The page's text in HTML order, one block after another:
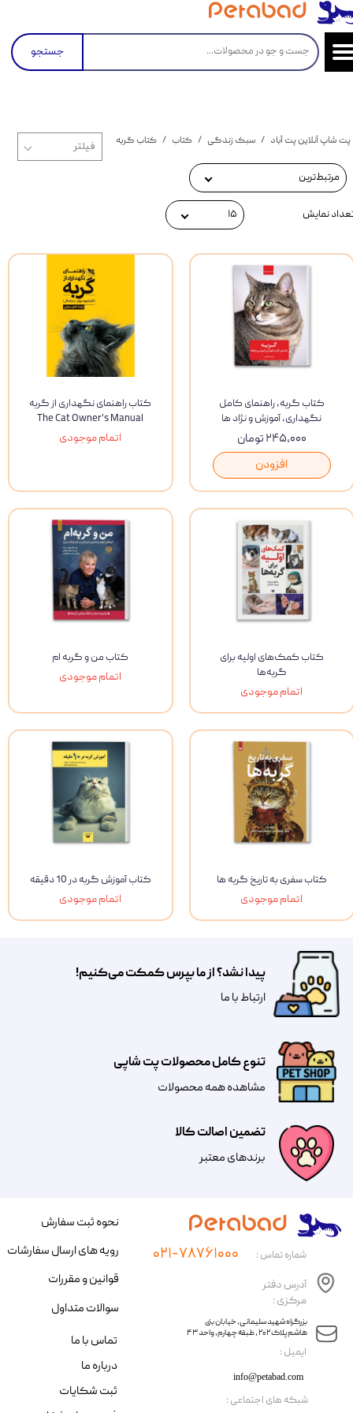
جستجو
پت شاپ آنلاین پت آباد سبک زندگی کتاب کتاب گربه
مرتبط‌ترین
نمایش ۱۵
کتاب گربه, راهنمای کامل
نگهداری, آموزش و نژاد ها
۲۴۵,۰۰۰ تومان
افزودن
کتاب راهنمای نگهداری از گربه
The Cat Owner's Manual
اتمام موجودی
کتاب کمک‌های اولیه برای
گربه‌ها
اتمام موجودی
کتاب من و گربه ام
اتمام موجودی
کتاب سفری به تاریخ گربه ها
اتمام موجودی
کتاب آموزش گربه در 10 دقیقه
اتمام موجودی
تضمین اصالت کالا
​​برندهای معتبر​​​​​​​
تنوع کامل محصولات پت شاپی
مشاهده همه محصولات
پیدا نشد؟ از ما بپرس کمکت می‌کنیم!
​​​ارتباط با ما
​ایمیل :
آدرس دفتر
مرکزی :
info@petabad.com
​​بزرگراه شهید سلیمانی، خیابان بنی
هاشم پلاک ۲۰۲ ، طبقه چهارم، واحد ۴۳
شماره تماس : ۰۲۱-۷۸۷۶۱۰۰۰
نحوه ثبت سفارش
رویه های ارسال سفارشات
قوانین و مقررات
سوالات متداول
تماس با ما
درباره ما
ثبت شکایات
​شبکه های اجتماعی :